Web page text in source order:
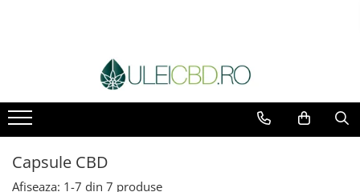
Capsule CBD
Afiseaza: 1-7 din 7 produse